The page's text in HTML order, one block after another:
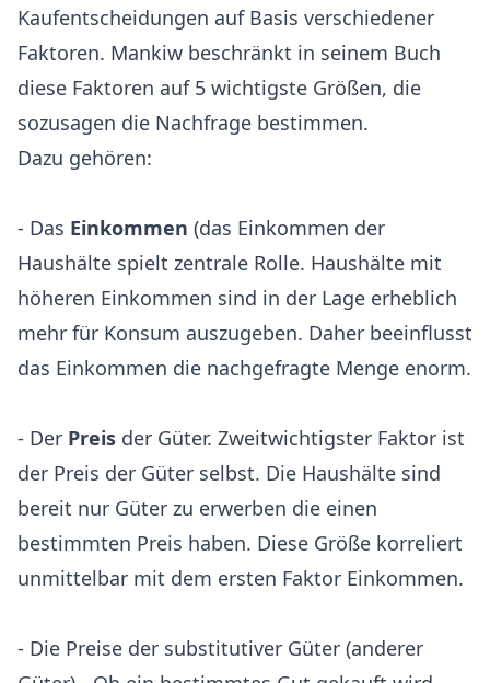
Kaufentscheidungen auf Basis verschiedener
Faktoren. Mankiw beschränkt in seinem Buch
diese Faktoren auf 5 wichtigste Größen, die
sozusagen die Nachfrage bestimmen.
Dazu gehören:
- Das Einkommen (das Einkommen der
Haushälte spielt zentrale Rolle. Haushälte mit
höheren Einkommen sind in der Lage erheblich
mehr für Konsum auszugeben. Daher beeinflusst
das Einkommen die nachgefragte Menge enorm.
- Der Preis der Güter. Zweitwichtigster Faktor ist
der Preis der Güter selbst. Die Haushälte sind
bereit nur Güter zu erwerben die einen
bestimmten Preis haben. Diese Größe korreliert
unmittelbar mit dem ersten Faktor Einkommen.
- Die Preise der substitutiver Güter (anderer